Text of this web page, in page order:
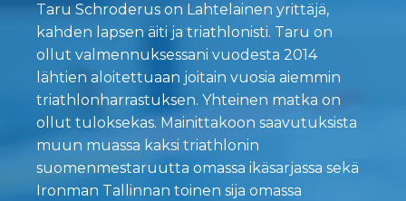
Taru Schroderus on Lahtelainen yrittäjä,
kahden lapsen äiti ja triathlonisti. Taru on
ollut valmennuksessani vuodesta 2014
lähtien aloitettuaan joitain vuosia aiemmin
triathlonharrastuksen. Yhteinen matka on
ollut tuloksekas. Mainittakoon saavutuksista
muun muassa kaksi triathlonin
suomenmestaruutta omassa ikäsarjassa sekä
Ironman Tallinnan toinen sija omassa